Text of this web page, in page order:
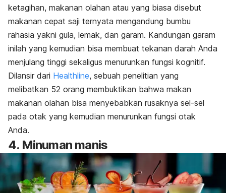
ketagihan, makanan olahan atau yang biasa disebut
makanan cepat saji ternyata mengandung bumbu
rahasia yakni gula, lemak, dan garam. Kandungan garam
inilah yang kemudian bisa membuat tekanan darah Anda
menjulang tinggi sekaligus menurunkan fungsi kognitif.
Dilansir dari Healthline, sebuah penelitian yang
melibatkan 52 orang membuktikan bahwa makan
makanan olahan bisa menyebabkan rusaknya sel-sel
pada otak yang kemudian menurunkan fungsi otak
Anda.
4. Minuman manis